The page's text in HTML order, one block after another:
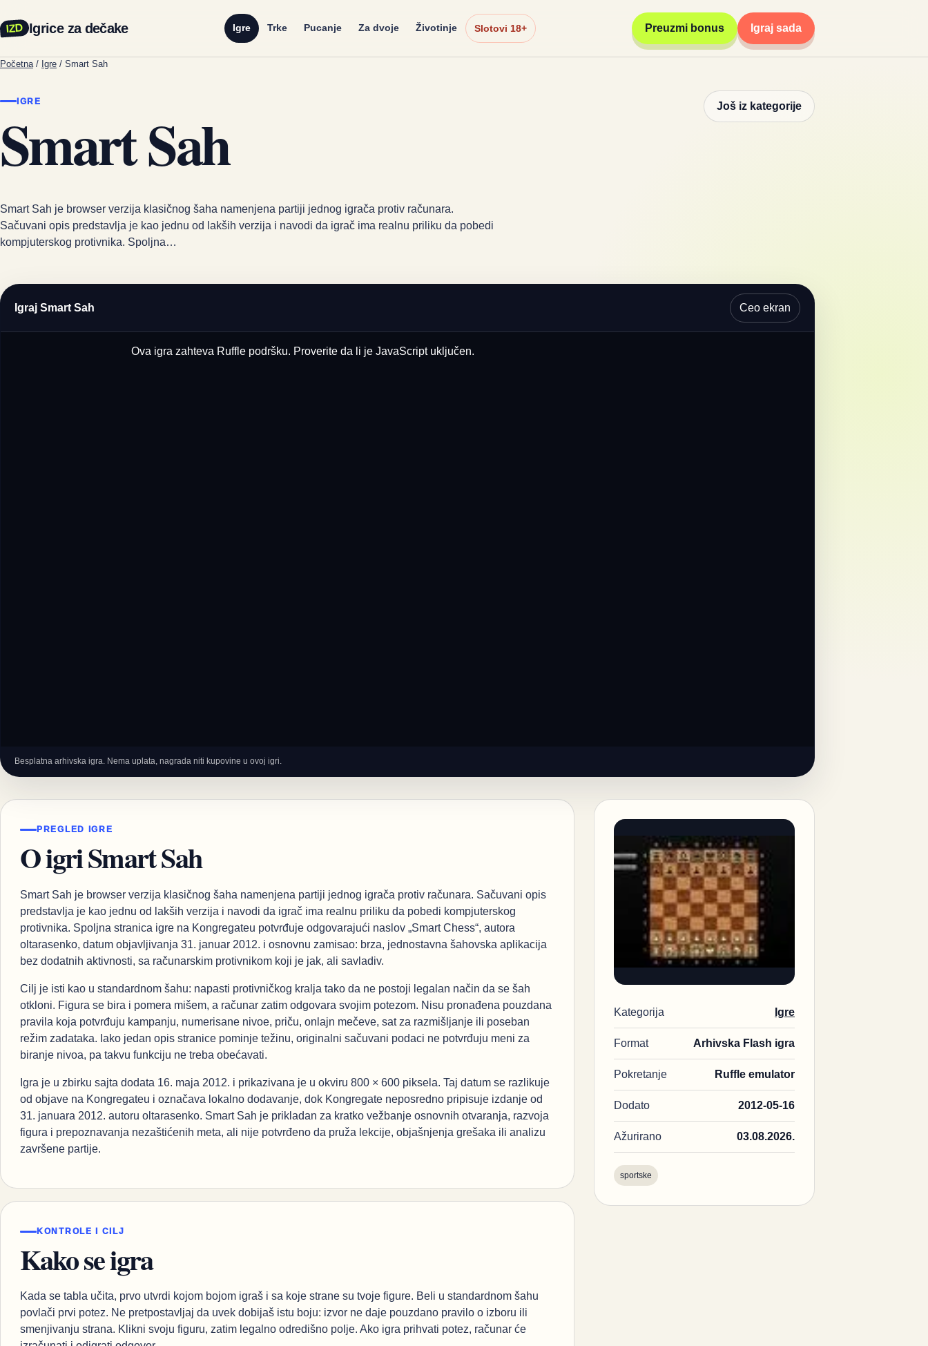
IZD Igrice za dečake Igre Trke Pucanje Za dvoje Životinje Slotovi 18+ Preuzmi bonus Igraj sada
Početna / Igre / Smart Sah
IGRE
Smart Sah
Smart Sah je browser verzija klasičnog šaha namenjena partiji jednog igrača protiv računara.
Sačuvani opis predstavlja je kao jednu od lakših verzija i navodi da igrač ima realnu priliku da pobedi
kompjuterskog protivnika. Spoljna…
Još iz kategorije
Igraj Smart Sah Ceo ekran
Ova igra zahteva Ruffle podršku. Proverite da li je JavaScript uključen.
Besplatna arhivska igra. Nema uplata, nagrada niti kupovine u ovoj igri.
PREGLED IGRE
O igri Smart Sah
Smart Sah je browser verzija klasičnog šaha namenjena partiji jednog igrača protiv računara. Sačuvani opis
predstavlja je kao jednu od lakših verzija i navodi da igrač ima realnu priliku da pobedi kompjuterskog
protivnika. Spoljna stranica igre na Kongregateu potvrđuje odgovarajući naslov „Smart Chess“, autora
oltarasenko, datum objavljivanja 31. januar 2012. i osnovnu zamisao: brza, jednostavna šahovska aplikacija
bez dodatnih aktivnosti, sa računarskim protivnikom koji je jak, ali savladiv.
Cilj je isti kao u standardnom šahu: napasti protivničkog kralja tako da ne postoji legalan način da se šah
otkloni. Figura se bira i pomera mišem, a računar zatim odgovara svojim potezom. Nisu pronađena pouzdana
pravila koja potvrđuju kampanju, numerisane nivoe, priču, onlajn mečeve, sat za razmišljanje ili poseban
režim zadataka. Iako jedan opis stranice pominje težinu, originalni sačuvani podaci ne potvrđuju meni za
biranje nivoa, pa takvu funkciju ne treba obećavati.
Igra je u zbirku sajta dodata 16. maja 2012. i prikazivana je u okviru 800 × 600 piksela. Taj datum se razlikuje
od objave na Kongregateu i označava lokalno dodavanje, dok Kongregate neposredno pripisuje izdanje od
31. januara 2012. autoru oltarasenko. Smart Sah je prikladan za kratko vežbanje osnovnih otvaranja, razvoja
figura i prepoznavanja nezaštićenih meta, ali nije potvrđeno da pruža lekcije, objašnjenja grešaka ili analizu
završene partije.
KONTROLE I CILJ
Kako se igra
Kada se tabla učita, prvo utvrdi kojom bojom igraš i sa koje strane su tvoje figure. Beli u standardnom šahu
povlači prvi potez. Ne pretpostavljaj da uvek dobijaš istu boju: izvor ne daje pouzdano pravilo o izboru ili
smenjivanju strana. Klikni svoju figuru, zatim legalno odredišno polje. Ako igra prihvati potez, računar će
Kategorija Igre
Format Arhivska Flash igra
Pokretanje Ruffle emulator
Dodato 2012-05-16
Ažurirano 03.08.2026.
sportske